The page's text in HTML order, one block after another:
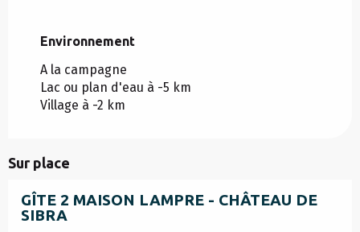
Environnement
Environnement
A la campagne
Lac ou plan d'eau à -5 km
Village à -2 km
Sur place
GÎTE 2 MAISON LAMPRE - CHÂTEAU DE
SIBRA